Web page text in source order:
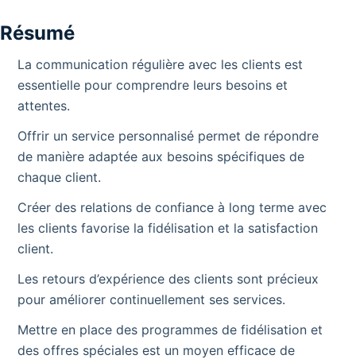
Résumé
La communication régulière avec les clients est
essentielle pour comprendre leurs besoins et
attentes.
Offrir un service personnalisé permet de répondre
de manière adaptée aux besoins spécifiques de
chaque client.
Créer des relations de confiance à long terme avec
les clients favorise la fidélisation et la satisfaction
client.
Les retours d’expérience des clients sont précieux
pour améliorer continuellement ses services.
Mettre en place des programmes de fidélisation et
des offres spéciales est un moyen efficace de